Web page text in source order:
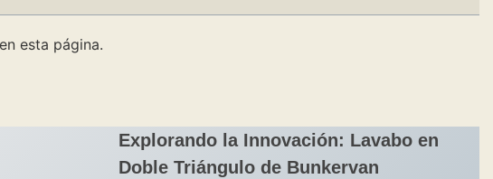
esta página.
Explorando la Innovación: Lavabo en
Doble Triángulo de Bunkervan